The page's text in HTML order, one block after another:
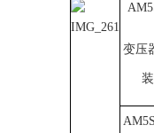
变压